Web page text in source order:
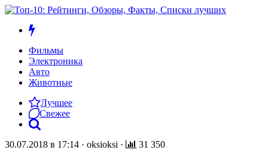
Фильмы
Электроника
Авто
Животные
Лучшее
Свежее
30.07.2018 в 17:14 · oksioksi · 31 350